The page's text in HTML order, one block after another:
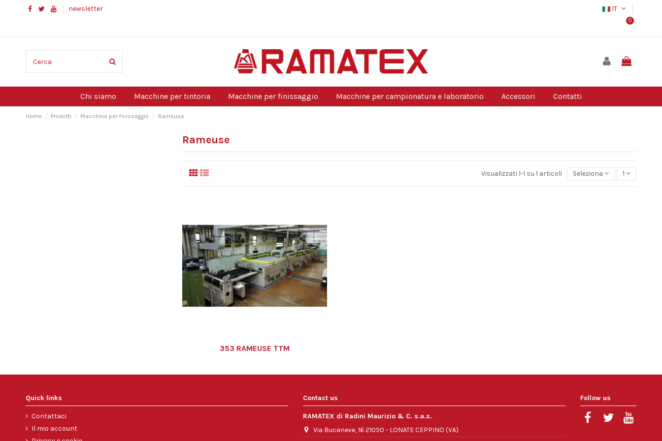
newsletter IT
0
Chi siamo Macchine per tintoria Macchine per finissaggio Macchine per campionatura e laboratorio Accessori Contatti
Home Prodotti Macchine per finissaggio Rameuse
Rameuse
Visualizzati 1-1 su 1 articoli Seleziona 1
353 RAMEUSE TTM
Quick links
Contattaci
Il mio account
Contact us
RAMATEX di Radini Maurizio & C. s.a.s.
Via Bucaneve, 16 21050 - LONATE CEPPINO (VA)
Follow us